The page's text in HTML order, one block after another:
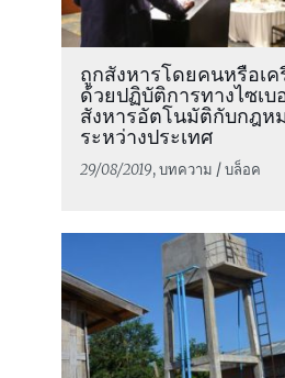
ถูกสังหารโดยคนหรือเค
ด้วยปฏิบัติการทางไซเบ
สังหารอัตโนมัติกับกฎห
ระหว่างประเทศ
29/08/2019, บทความ / บล็อค